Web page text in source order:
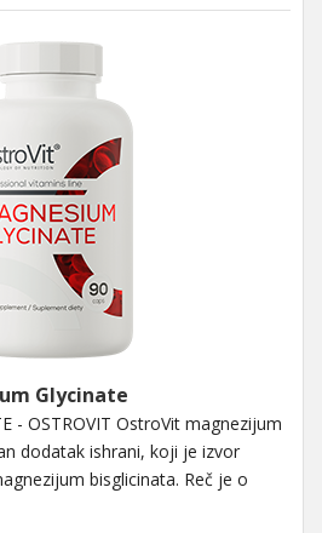
Glycinate
- OSTROVIT OstroVit magnezijum
dodatak ishrani, koji je izvor
bisglicinata. Reč je o